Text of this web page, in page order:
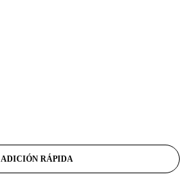
ADICIÓN RÁPIDA